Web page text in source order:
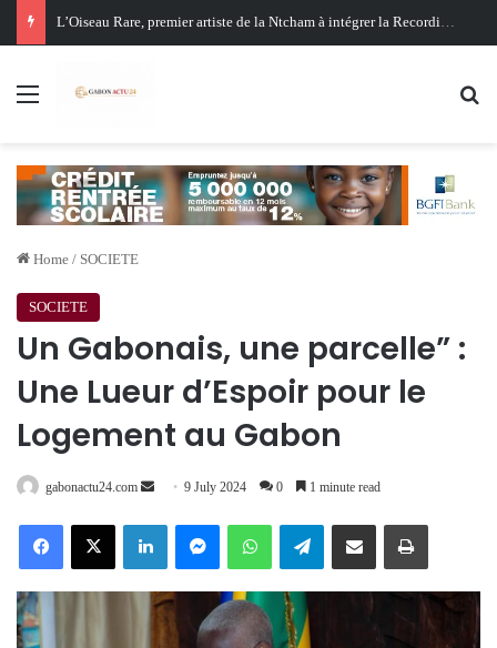
Oligui Nguema au Ghana : Libreville mise sur Accra pour renforcer sa stratégie diplomatique et économique
Menu
Home / SOCIETE
SOCIETE
Un Gabonais, une parcelle” :
Une Lueur d’Espoir pour le
Logement au Gabon
gabonactu24.com
Send 9 July 2024 0 1 minute read
FacebookX LinkedInMessengerWhatsAppTelegramShare via Email Print